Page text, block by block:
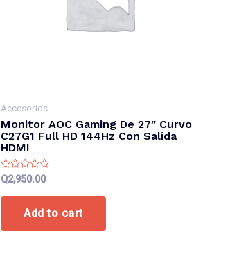
Accesorios
Monitor AOC Gaming De 27″ Curvo
C27G1 Full HD 144Hz Con Salida
HDMI
Rated
out
Q2,950.00
Add to cart